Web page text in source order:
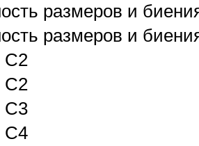
размеров и
размеров и
C2
C2
C3
C4